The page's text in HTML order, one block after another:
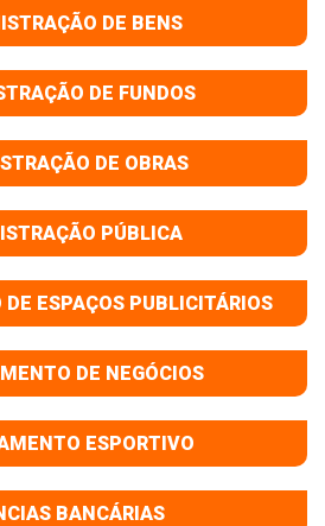
DE BENS
DE FUNDOS
DE OBRAS
PÚBLICA
ESPAÇOS PUBLICITÁRIOS
DE NEGÓCIOS
ESPORTIVO
BANCÁRIAS